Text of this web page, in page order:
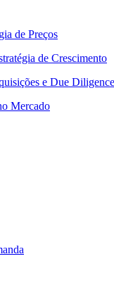
de Preços
de Crescimento
e Due Diligence
Mercado